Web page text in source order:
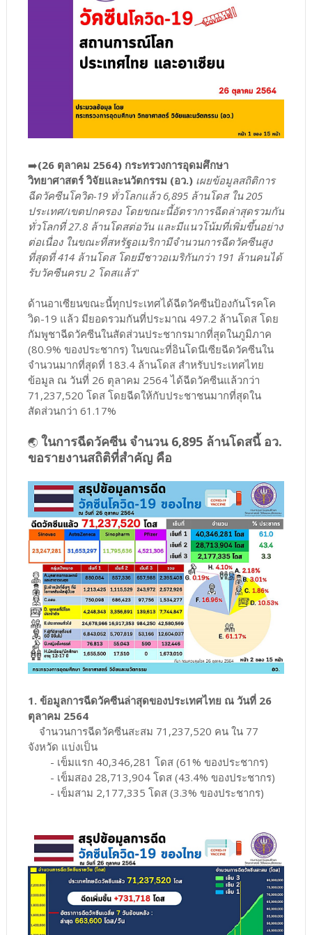
➡️(26 ตุลาคม 2564) กระทรวงการอุดมศึกษา
วิทยาศาสตร์ วิจัยและนวัตกรรม (อว.) เผยข้อมูลสถิติการ
ฉีดวัคซีนโควิด-19 ทั่วโลกแล้ว 6,895 ล้านโดส ใน 205
ประเทศ/เขตปกครอง โดยขณะนี้อัตราการฉีดล่าสุดรวมกัน
ทั่วโลกที่ 27.8 ล้านโดสต่อวัน และมีแนวโน้มที่เพิ่มขึ้นอย่าง
ต่อเนื่อง ในขณะที่สหรัฐอเมริกามีจำนวนการฉีดวัคซีนสูง
ที่สุดที่ 414 ล้านโดส โดยมีชาวอเมริกันกว่า 191 ล้านคนได้
รับวัคซีนครบ 2 โดสแล้ว"
ด้านอาเซียนขณะนี้ทุกประเทศได้ฉีดวัคซีนป้องกันโรคโค
วิด-19 แล้ว มียอดรวมกันที่ประมาณ 497.2 ล้านโดส โดย
กัมพูชาฉีดวัคซีนในสัดส่วนประชากรมากที่สุดในภูมิภาค
(80.9% ของประชากร) ในขณะที่อินโดนีเซียฉีดวัคซีนใน
จำนวนมากที่สุดที่ 183.4 ล้านโดส สำหรับประเทศไทย
ข้อมูล ณ วันที่ 26 ตุลาคม 2564 ได้ฉีดวัคซีนแล้วกว่า
71,237,520 โดส โดยฉีดให้กับประชาชนมากที่สุดใน
สัดส่วนกว่า 61.17%
🌏 ในการฉีดวัคซีน จำนวน 6,895 ล้านโดสนี้ อว.
ขอรายงานสถิติที่สำคัญ คือ
1. ข้อมูลการฉีดวัคซีนล่าสุดของประเทศไทย ณ วันที่ 26
ตุลาคม 2564
จำนวนการฉีดวัคซีนสะสม 71,237,520 คน ใน 77
จังหวัด แบ่งเป็น
- เข็มแรก 40,346,281 โดส (61% ของประชากร)
- เข็มสอง 28,713,904 โดส (43.4% ของประชากร)
- เข็มสาม 2,177,335 โดส (3.3% ของประชากร)